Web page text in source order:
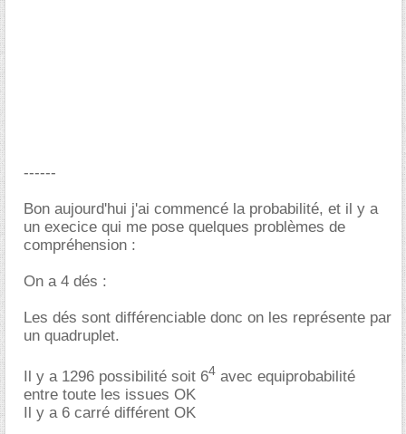
------
Bon aujourd'hui j'ai commencé la probabilité, et il y a
un execice qui me pose quelques problèmes de
compréhension :
On a 4 dés :
Les dés sont différenciable donc on les représente par
un quadruplet.
Il y a 1296 possibilité soit 64 avec equiprobabilité
entre toute les issues OK
Il y a 6 carré différent OK